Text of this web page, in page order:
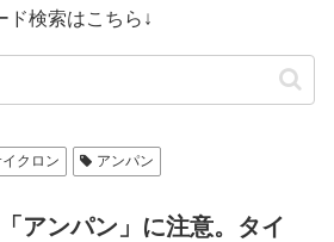
ド検索はこちら↓
クロン アンパン
アンパン」に注意。タイ